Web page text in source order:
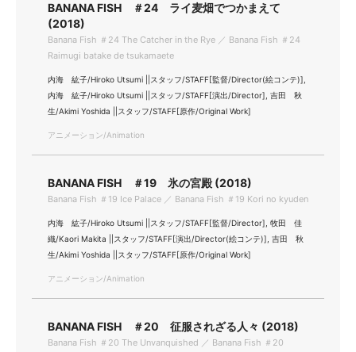
BANANA FISH ＃24 ライ麦畑でつかまえて
(2018)
Banana Fish ＃24 The Catcher in the Rye ／ Banana Fish ＃24
Raimugi batake de tsukamaete
内海 紘子/Hiroko Utsumi ||スタッフ/STAFF[監督/Director(絵コンテ)],
内海 紘子/Hiroko Utsumi ||スタッフ/STAFF[演出/Director], 吉田 秋
生/Akimi Yoshida ||スタッフ/STAFF[原作/Original Work]
アニメーション/Animation
BANANA FISH ＃19 氷の宮殿 (2018)
Banana Fish ＃19 Ice Palace ／ Banana Fish ＃19 Kori no kyuden
内海 紘子/Hiroko Utsumi ||スタッフ/STAFF[監督/Director], 牧田 佳
織/Kaori Makita ||スタッフ/STAFF[演出/Director(絵コンテ)], 吉田 秋
生/Akimi Yoshida ||スタッフ/STAFF[原作/Original Work]
アニメーション/Animation
BANANA FISH ＃20 征服されざる人々 (2018)
Banana Fish ＃20 The Unvanquished ／ Banana Fish ＃20